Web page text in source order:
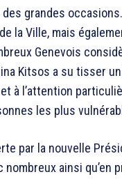
grandes
la Ville, mais
Genevois
Kitsos a su tisser
à l’attention
les plus
par la nouvelle
nombreux ainsi